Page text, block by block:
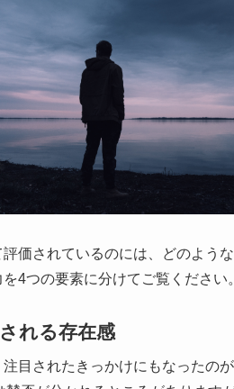
価されているのには、どのよう
4つの要素に分けてご覧ください。
れる存在感
目されたきっかけにもなったの